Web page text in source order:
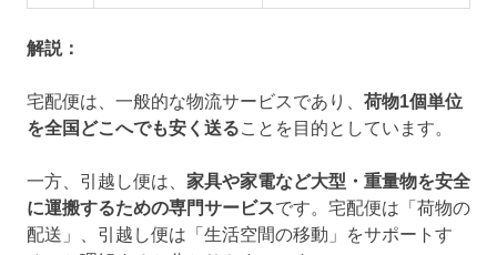
解説：
宅配便は、一般的な物流サービスであり、 荷物1個単位
を全国どこへでも安く送ることを目的としています。
一方、引越し便は、 家具や家電など大型・重量物を安全
に運搬するための専門サービスです。宅配便は「荷物の
配送」、引越し便は「生活空間の移動」をサポートす